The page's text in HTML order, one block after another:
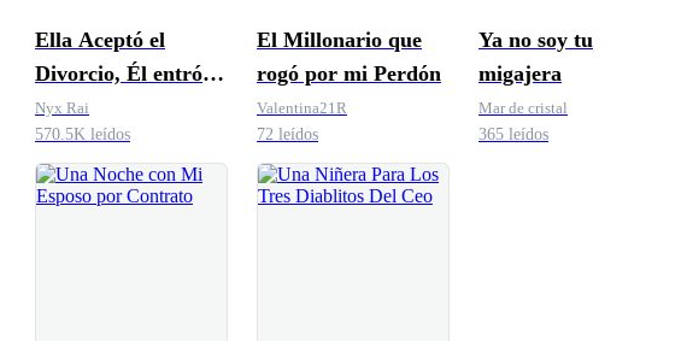
Ella Aceptó el
Divorcio, Él entró
en Pánico
Nyx Rai
570.5K leídos
El Millonario que
rogó por mi Perdón
Valentina21R
72 leídos
Ya no soy tu
migajera
Mar de cristal
365 leídos